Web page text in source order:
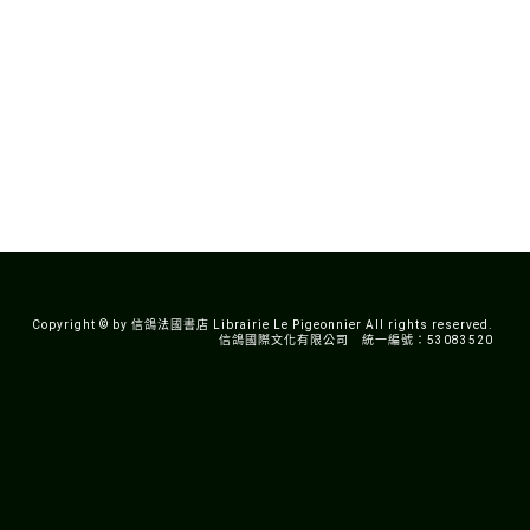
Copyright © by 信鴿法國書店 Librairie Le Pigeonnier All rights reserved.
信鴿國際文化有限公司 統一編號：53083520